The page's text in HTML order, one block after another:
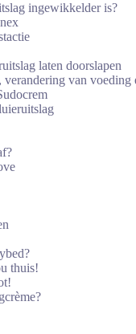
ingewikkelder is?
laten doorslapen
van
thuis!